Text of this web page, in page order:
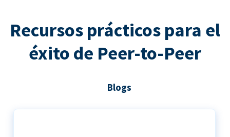
Recursos prácticos para el
éxito de Peer-to-Peer
Blogs